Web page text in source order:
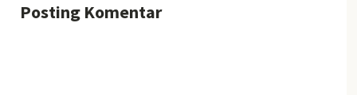
Posting Komentar